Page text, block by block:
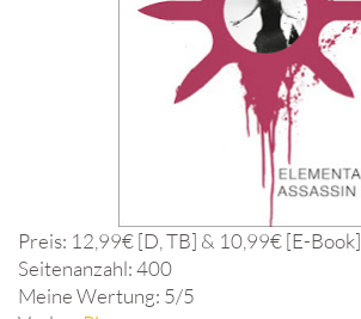
Preis: 12,99€ [D, TB] & 10,99€ [E-Book]
Seitenanzahl: 400
Meine Wertung: 5/5